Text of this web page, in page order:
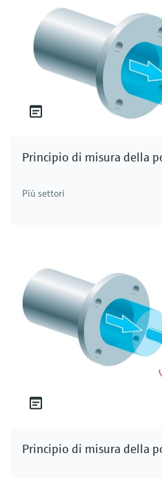
Principio di misura della
Più settori
Principio di misura della